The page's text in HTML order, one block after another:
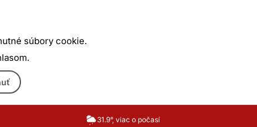
súbory cookie.
31.9°, viac o počasí